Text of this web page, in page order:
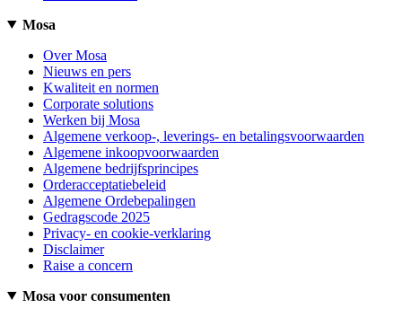
Mosa
Over Mosa
Nieuws en pers
Kwaliteit en normen
Corporate solutions
Werken bij Mosa
Algemene verkoop-, leverings- en betalingsvoorwaarden
Algemene inkoopvoorwaarden
Algemene bedrijfsprincipes
Orderacceptatiebeleid
Algemene Ordebepalingen
Gedragscode 2025
Privacy- en cookie-verklaring
Disclaimer
Raise a concern
Mosa voor consumenten